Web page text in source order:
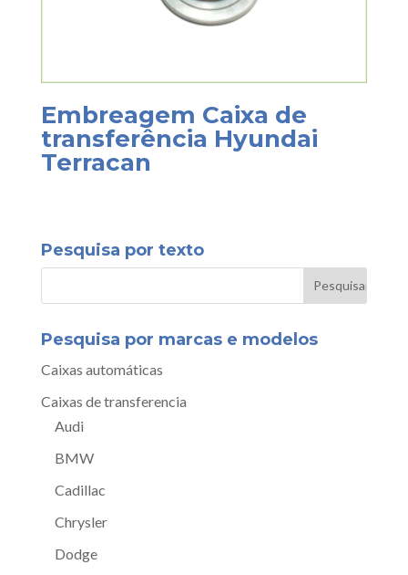
Embreagem Caixa de
transferência Hyundai
Terracan
Pesquisa por texto
Pesquisa por marcas e modelos
Caixas automáticas
Caixas de transferencia
Audi
BMW
Cadillac
Chrysler
Dodge